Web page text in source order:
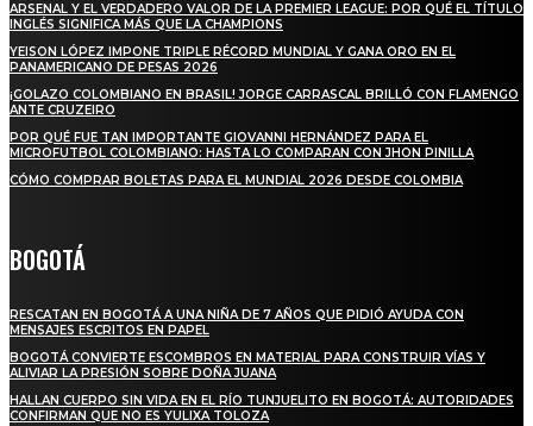
ARSENAL Y EL VERDADERO VALOR DE LA PREMIER LEAGUE: POR QUÉ EL TÍTULO
INGLÉS SIGNIFICA MÁS QUE LA CHAMPIONS
YEISON LÓPEZ IMPONE TRIPLE RÉCORD MUNDIAL Y GANA ORO EN EL
PANAMERICANO DE PESAS 2026
¡GOLAZO COLOMBIANO EN BRASIL! JORGE CARRASCAL BRILLÓ CON FLAMENGO
ANTE CRUZEIRO
POR QUÉ FUE TAN IMPORTANTE GIOVANNI HERNÁNDEZ PARA EL
MICROFUTBOL COLOMBIANO: HASTA LO COMPARAN CON JHON PINILLA
CÓMO COMPRAR BOLETAS PARA EL MUNDIAL 2026 DESDE COLOMBIA
BOGOTÁ
RESCATAN EN BOGOTÁ A UNA NIÑA DE 7 AÑOS QUE PIDIÓ AYUDA CON
MENSAJES ESCRITOS EN PAPEL
BOGOTÁ CONVIERTE ESCOMBROS EN MATERIAL PARA CONSTRUIR VÍAS Y
ALIVIAR LA PRESIÓN SOBRE DOÑA JUANA
HALLAN CUERPO SIN VIDA EN EL RÍO TUNJUELITO EN BOGOTÁ: AUTORIDADES
CONFIRMAN QUE NO ES YULIXA TOLOZA